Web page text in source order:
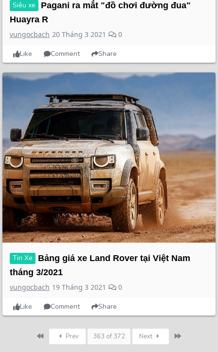
Siêu xe
Pagani ra mắt "đồ chơi đường đua"
Huayra R
vungocbach 20 Tháng 3 2021 0
Like Comment Share
Tin Xe
Bảng giá xe Land Rover tại Việt Nam
tháng 3/2021
vungocbach 19 Tháng 3 2021 0
Like Comment Share
Prev 363 of 372 Next